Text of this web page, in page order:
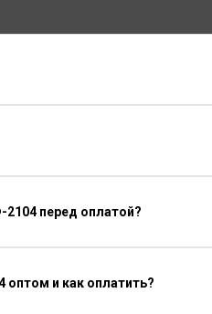
перед оплатой?
и как оплатить?